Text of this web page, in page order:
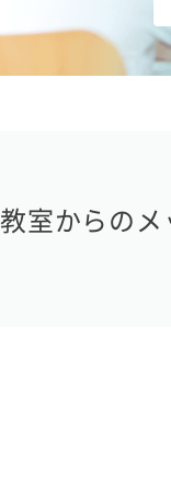
教室からのメ